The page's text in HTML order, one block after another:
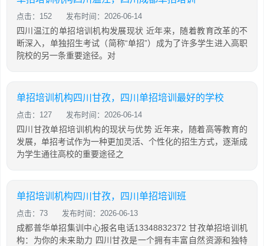
点击：152 发布时间：2026-06-14
四川温江的单招培训机构发展现状 近年来，随着教育改革的不
断深入，单独招生考试（简称“单招”）成为了许多学生进入高职
院校的另一条重要途径。对
单招培训机构四川甘孜，四川单招培训最好的学校
点击：127 发布时间：2026-06-14
四川甘孜单招培训机构的现状与优势 近年来，随着高等教育的
发展，单招考试作为一种更加灵活、个性化的招生方式，逐渐成
为学生通往高校的重要途径之
单招培训机构四川甘孜，四川单招培训班
点击：73 发布时间：2026-06-13
成都普华单招集训中心报名电话13348832372 甘孜单招培训机
构：为你的未来助力 四川甘孜是一个拥有丰富自然资源和独特